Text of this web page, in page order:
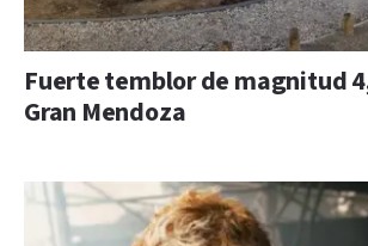
Fuerte temblor de magnitud
Gran Mendoza